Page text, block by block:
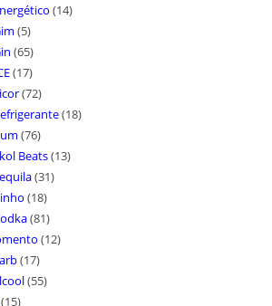
(14)
(5)
(65)
(17)
(72)
(18)
(76)
Beats(13)
(31)
(18)
(81)
(12)
(17)
(55)
(15)